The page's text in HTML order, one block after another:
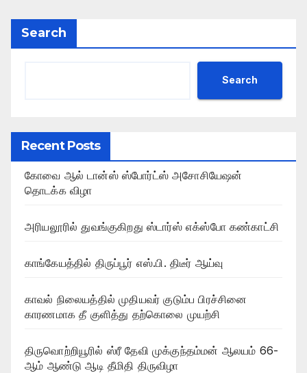
Search
Search
Recent Posts
கோவை ஆல் டான்ஸ் ஸ்போர்ட்ஸ் அசோசியேஷன்
தொடக்க விழா
அரியலூரில் துவங்குகிறது ஸ்டார்ஸ் எக்ஸ்போ கண்காட்சி
காங்கேயத்தில் திருப்பூர் எஸ்.பி. திடீர் ஆய்வு
காவல் நிலையத்தில் முதியவர் குடும்ப பிரச்சினை
காரணமாக தீ குளித்து தற்கொலை முயற்சி
திருவொற்றியூரில் ஸ்ரீ தேவி முக்குந்தம்மன் ஆலயம் 66-
ஆம் ஆண்டு ஆடி தீமிதி திருவிழா